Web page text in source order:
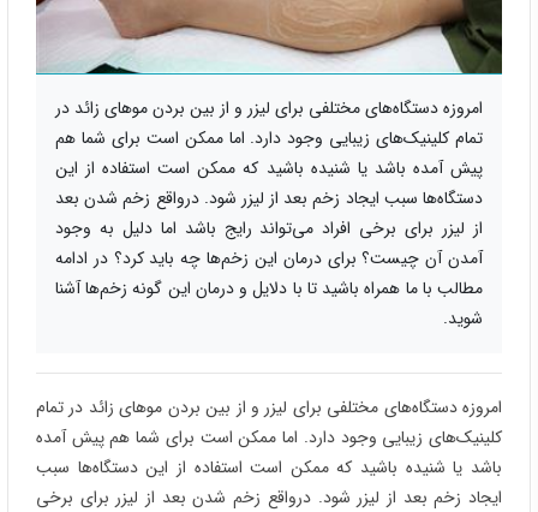
امروزه دستگاه‌های مختلفی برای لیزر و از بین بردن موهای زائد در
تمام کلینیک‌های زیبایی وجود دارد. اما ممکن است برای شما هم
پیش آمده باشد یا شنیده باشید که ممکن است استفاده از این
دستگاه‌ها سبب ایجاد زخم بعد از لیزر شود. درواقع زخم شدن بعد
از لیزر برای برخی افراد می‌تواند رایج باشد اما دلیل به وجود
آمدن آن چیست؟ برای درمان این زخم‌ها چه باید کرد؟ در ادامه
مطالب با ما همراه باشید تا با دلایل و درمان این گونه زخم‌ها آشنا
شوید.
امروزه دستگاه‌های مختلفی برای لیزر و از بین بردن موهای زائد در تمام
کلینیک‌های زیبایی وجود دارد. اما ممکن است برای شما هم پیش آمده
باشد یا شنیده باشید که ممکن است استفاده از این دستگاه‌ها سبب
ایجاد زخم بعد از لیزر شود. درواقع زخم شدن بعد از لیزر برای برخی